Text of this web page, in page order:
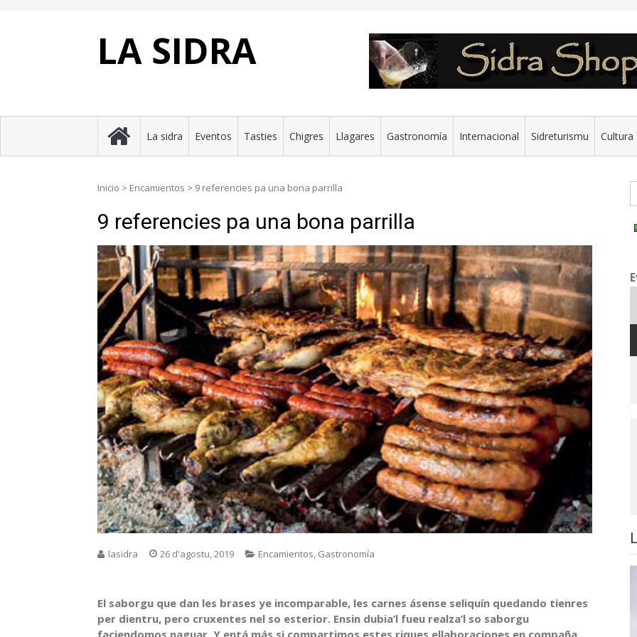
LA SIDRA
La sidra Eventos Tasties Chigres Llagares Gastronomía Internacional Sidreturismu Cultura
Inicio > Encamientos > 9 referencies pa una bona parrilla
9 referencies pa una bona parrilla
lasidra 26 d'agostu, 2019 Encamientos, Gastronomía
El saborgu que dan les brases ye incomparable, les carnes ásense seliquín quedando tienres
per dientru, pero cruxentes nel so esterior. Ensin dubia’l fueu realza’l so saborgu